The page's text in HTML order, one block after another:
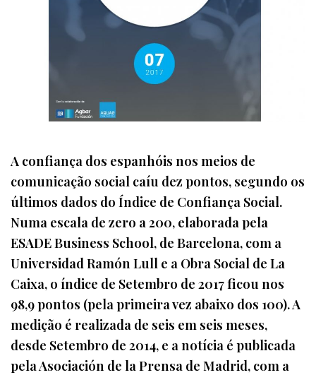
A confiança dos espanhóis nos meios de
comunicação social caíu dez pontos, segundo os
últimos dados do Índice de Confiança Social.
Numa escala de zero a 200, elaborada pela
ESADE Business School, de Barcelona, com a
Universidad Ramón Lull e a Obra Social de La
Caixa, o índice de Setembro de 2017 ficou nos
98,9 pontos (pela primeira vez abaixo dos 100). A
medição é realizada de seis em seis meses,
desde Setembro de 2014, e a notícia é publicada
pela Asociación de la Prensa de Madrid, com a